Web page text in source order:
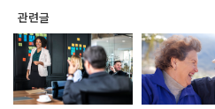
관련글